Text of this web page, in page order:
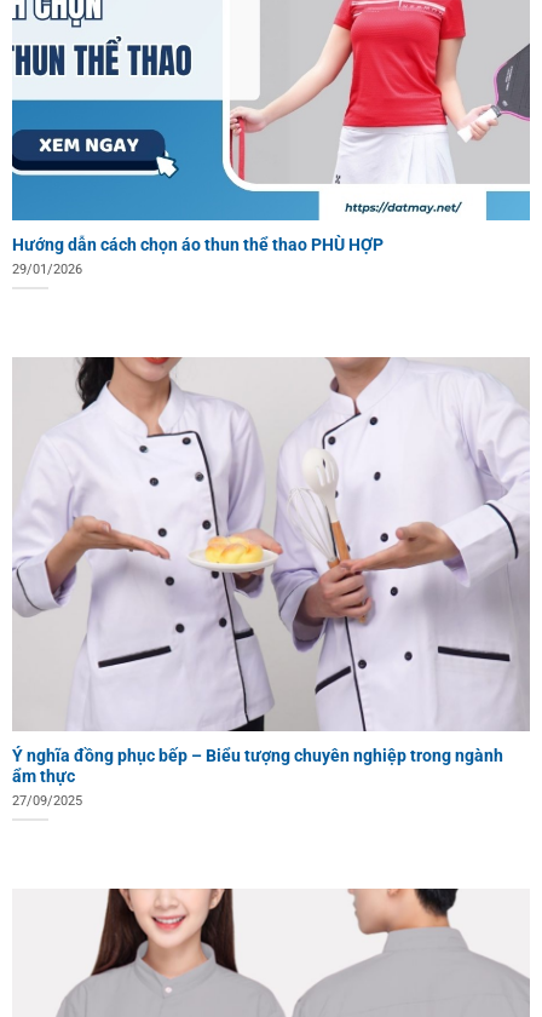
Hướng dẫn cách chọn áo thun thể thao PHÙ HỢP
29/01/2026
Ý nghĩa đồng phục bếp – Biểu tượng chuyên nghiệp trong ngành
ẩm thực
27/09/2025